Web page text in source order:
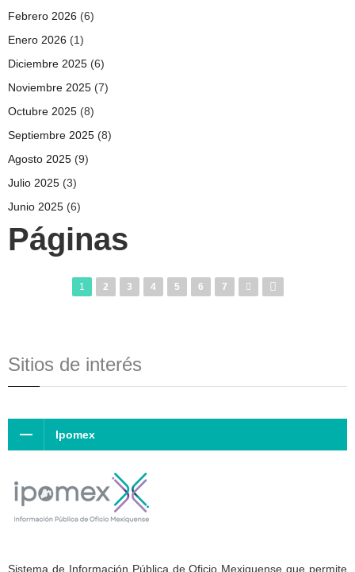
Febrero 2026 (6)
Enero 2026 (1)
Diciembre 2025 (6)
Noviembre 2025 (7)
Octubre 2025 (8)
Septiembre 2025 (8)
Agosto 2025 (9)
Julio 2025 (3)
Junio 2025 (6)
Páginas
1 2 3 4 5 6 7
Sitios de interés
Ipomex
Sistema de Información Pública de Oficio Mexiquense que permite